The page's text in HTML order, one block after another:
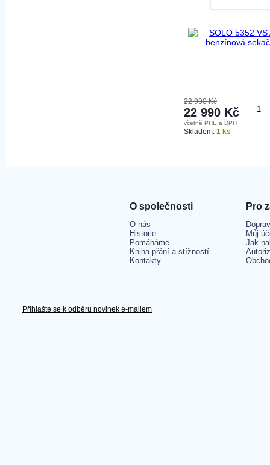
22 990 Kč
22 990 Kč
včetně PHE a DPH
Skladem: 1 ks
O společnosti
O nás
Historie
Pomáháme
Kniha přání a stížností
Kontakty
Pro
Můj
Jak
Přihlašte se k odběru novinek e-mailem